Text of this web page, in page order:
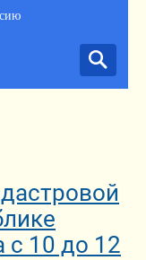
с 10 до 12